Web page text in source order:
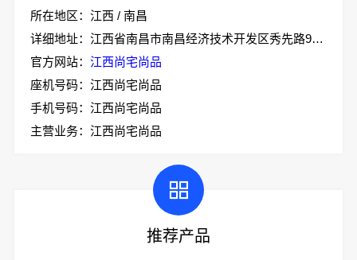
所在地区：江西 / 南昌
详细地址：江西省南昌市南昌经济技术开发区秀先路999号技术协同创新园1-5#厂房二层南侧103室
官方网站： 江西尚宅尚品
座机号码：江西尚宅尚品
手机号码：江西尚宅尚品
主营业务：江西尚宅尚品
推荐产品